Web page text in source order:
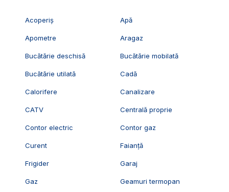
Acoperiș Apă
Apometre Aragaz
Bucătărie deschisă Bucătărie mobilată
Bucătărie utilată Cadă
Calorifere Canalizare
CATV Centrală proprie
Contor electric Contor gaz
Curent Faianță
Frigider Garaj
Gaz Geamuri termopan